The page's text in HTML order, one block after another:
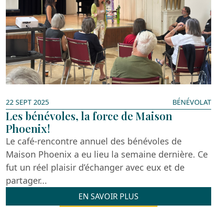
22 SEPT 2025 BÉNÉVOLAT
Les bénévoles, la force de Maison
Phoenix!
Le café-rencontre annuel des bénévoles de
Maison Phoenix a eu lieu la semaine dernière. Ce
fut un réel plaisir d’échanger avec eux et de
partager...
EN SAVOIR PLUS